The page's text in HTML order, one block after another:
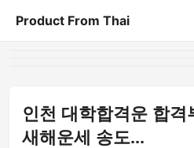
Product From Thai
인천 대학합격운 합격
새해운세 송도...